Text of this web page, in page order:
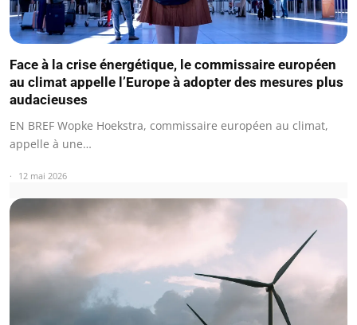
Face à la crise énergétique, le commissaire européen
au climat appelle l’Europe à adopter des mesures plus
audacieuses
EN BREF Wopke Hoekstra, commissaire européen au climat,
appelle à une…
12 mai 2026